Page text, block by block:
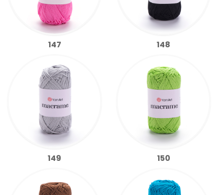
147 148
149 150